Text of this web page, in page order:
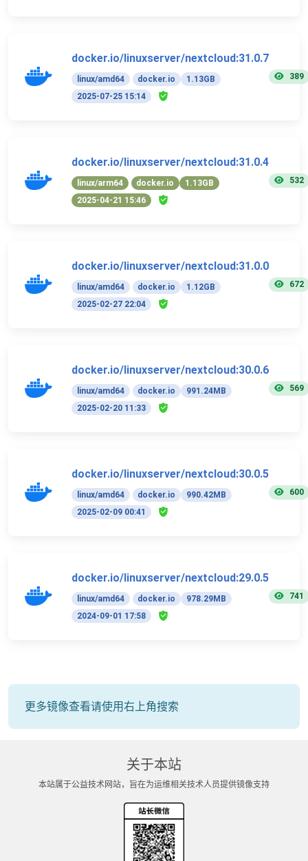
docker.io/linuxserver/nextcloud:31.0.7
linux/amd64 docker.io
1.13GB
2025-07-25 15:14
389
docker.io/linuxserver/nextcloud:31.0.4
linux/arm64 docker.io
1.13GB
2025-04-21 15:46
532
docker.io/linuxserver/nextcloud:31.0.0
linux/amd64 docker.io
1.12GB
2025-02-27 22:04
672
docker.io/linuxserver/nextcloud:30.0.6
linux/amd64 docker.io
991.24MB
2025-02-20 11:33
569
docker.io/linuxserver/nextcloud:30.0.5
linux/amd64 docker.io
990.42MB
2025-02-09 00:41
600
docker.io/linuxserver/nextcloud:29.0.5
linux/amd64 docker.io
978.29MB
2024-09-01 17:58
741
更多镜像查看请使用右上角搜索
关于本站
本站属于公益技术网站，旨在为运维相关技术人员提供镜像支持